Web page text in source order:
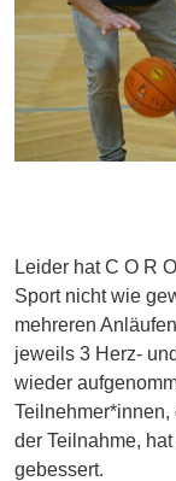
Leider hat C O R
Sport nicht wie
mehreren
jeweils 3 Herz-
wieder
der Teilnahme,
gebessert.